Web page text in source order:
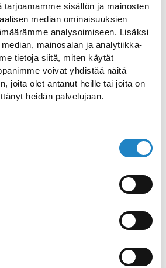
tarjoamamme sisällön ja mainosten
median ominaisuuksien
analysoimiseen. Lisäksi
mainosalan ja analytiikka-
tietoja siitä, miten käytät
voivat yhdistää näitä
joita olet antanut heille tai joita on
heidän palvelujaan.
like hotel
by the Hiitolanjoki